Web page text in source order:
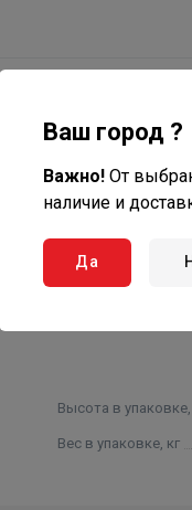
огородного
два гибких
шлангов.
Высота в
Вес в упаковке, кг
Ваш город ?
Важно! От
наличие и
Да